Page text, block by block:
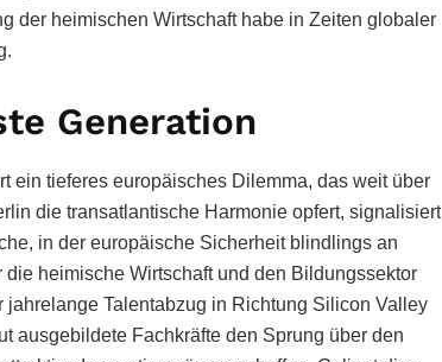
der heimischen Wirtschaft habe in Zeiten globaler
Generation
ein tieferes europäisches Dilemma, das weit über
die transatlantische Harmonie opfert, signalisiert
in der europäische Sicherheit blindlings an
heimische Wirtschaft und den Bildungssektor
Talentabzug in Richtung Silicon Valley
ausgebildete Fachkräfte den Sprung über den